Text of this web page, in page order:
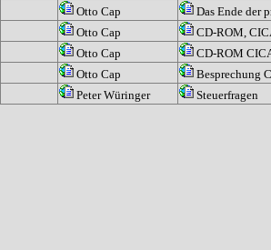
Otto Cap
Das Ende der
Otto Cap
CD-ROM,
Otto Cap
CD-ROM
Otto Cap
Besprechung
Peter Würinger Steuerfragen